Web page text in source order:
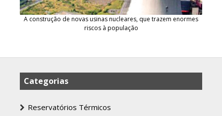
A construção de novas usinas nucleares, que trazem enormes
riscos à população
Categorias
Reservatórios Térmicos